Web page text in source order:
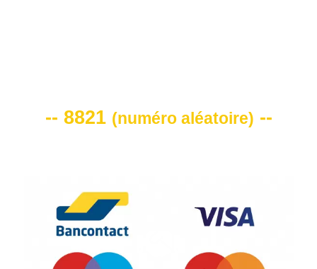
-- 8821 (numéro aléatoire) --